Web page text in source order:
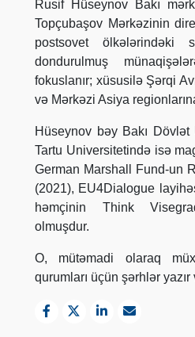
Rusif Hüseynov Bakı
Topçubaşov Mərkəzinin
postsovet ölkələrindəki
dondurulmuş
fokuslanır; xüsusilə Şərqi
və Mərkəzi Asiya
Hüseynov bəy Bakı
Tartu Universitetində isə
German Marshall Fund-un
(2021), EU4Dialogue
həmçinin Think
olmuşdur.
O, mütəmadi olaraq
qurumları üçün şərhlər